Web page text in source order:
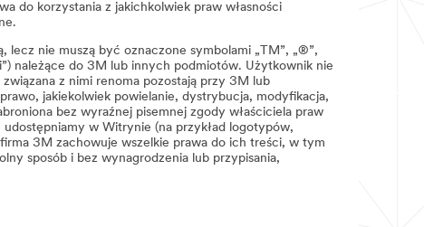
do korzystania z jakichkolwiek praw własności
nie muszą być oznaczone symbolami „TM”, „®”,
należące do 3M lub innych podmiotów. Użytkownik nie
z nimi renoma pozostają przy 3M lub
jakiekolwiek powielanie, dystrybucja, modyfikacja,
bez wyraźnej pisemnej zgody właściciela praw
w Witrynie (na przykład logotypów,
3M zachowuje wszelkie prawa do ich treści, w tym
sposób i bez wynagrodzenia lub przypisania,